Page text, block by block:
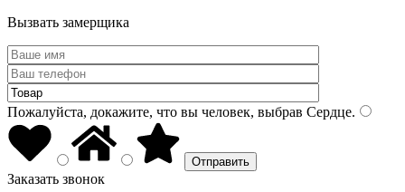
Вызвать замерщика
Пожалуйста, докажите, что вы человек, выбрав Сердце.
Заказать звонок